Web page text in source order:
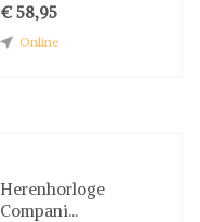
€ 58,95
Online
Herenhorloge
Compani...